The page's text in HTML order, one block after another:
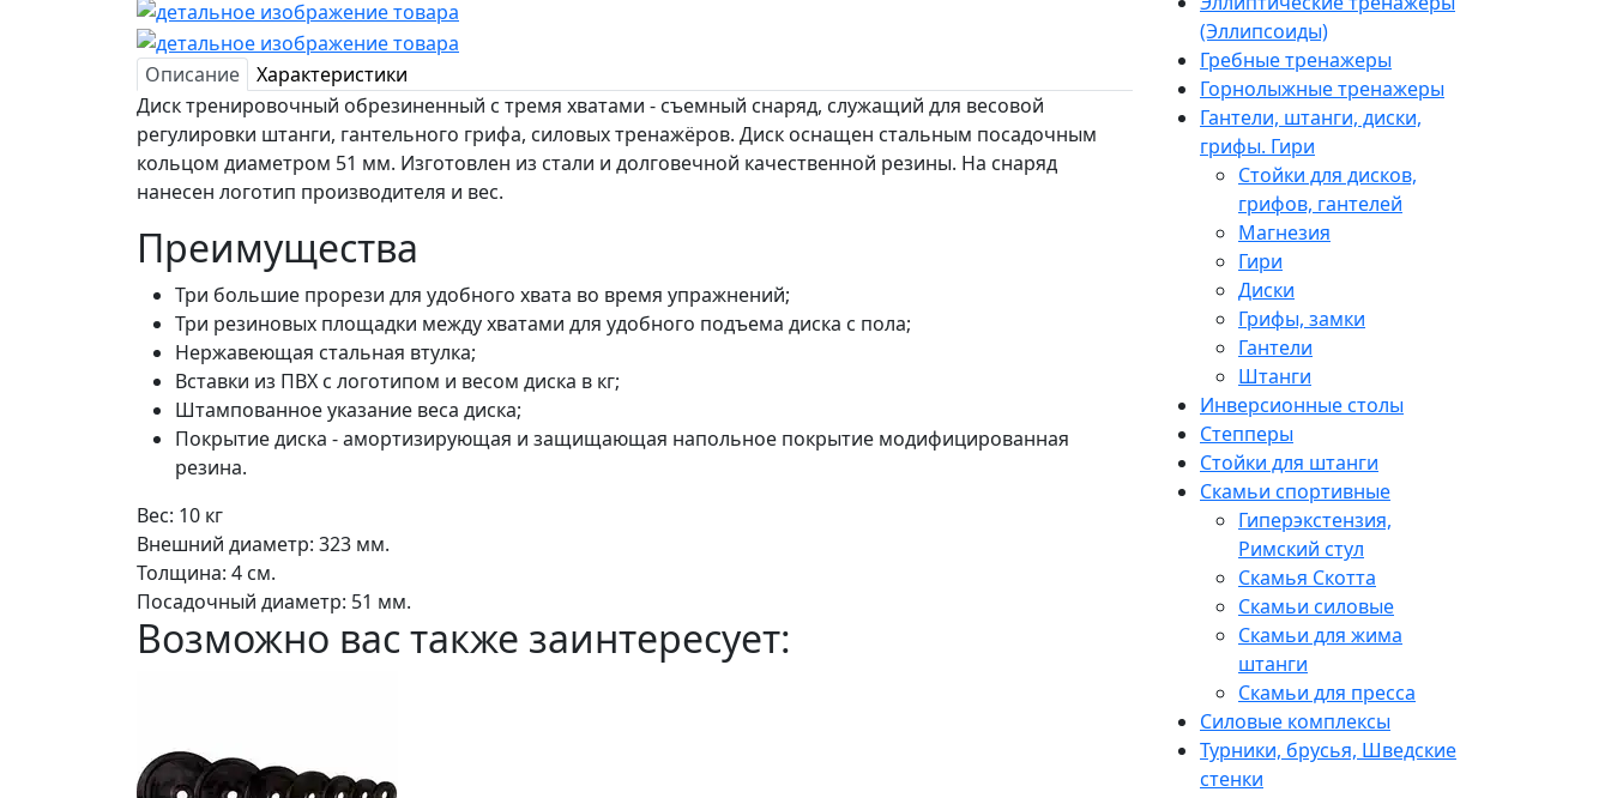
Описание
Характеристики
Диск тренировочный обрезиненный с тремя хватами - съемный снаряд, служащий для весовой
регулировки штанги, гантельного грифа, силовых тренажёров. Диск оснащен стальным посадочным
кольцом диаметром 51 мм. Изготовлен из стали и долговечной качественной резины. На снаряд
нанесен логотип производителя и вес.
Преимущества
Три большие прорези для удобного хвата во время упражнений;
Три резиновых площадки между хватами для удобного подъема диска с пола;
Нержавеющая стальная втулка;
Вставки из ПВХ с логотипом и весом диска в кг;
Штампованное указание веса диска;
Покрытие диска - амортизирующая и защищающая напольное покрытие модифицированная
резина.
Вес: 10 кг
Внешний диаметр: 323 мм.
Толщина: 4 см.
Посадочный диаметр: 51 мм.
Возможно вас также заинтересует:
(Эллипсоиды)
Гребные тренажеры
Горнолыжные тренажеры
Гантели, штанги, диски,
грифы. Гири
Стойки для дисков,
грифов, гантелей
Магнезия
Гири
Диски
Грифы, замки
Гантели
Штанги
Инверсионные столы
Степперы
Стойки для штанги
Скамьи спортивные
Гиперэкстензия,
Римский стул
Скамья Скотта
Скамьи силовые
Скамьи для жима
штанги
Скамьи для пресса
Силовые комплексы
Турники, брусья, Шведские
стенки